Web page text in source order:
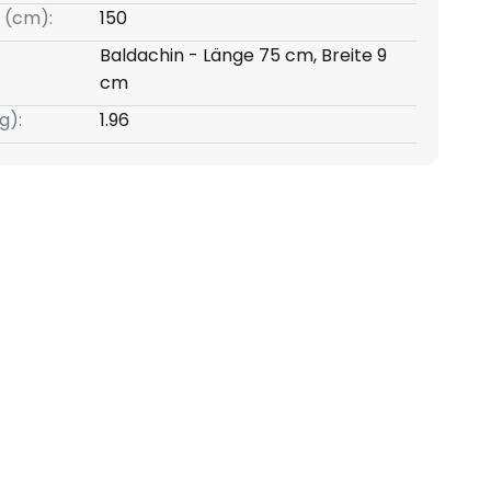
(cm):
150
Baldachin - Länge 75 cm, Breite 9
cm
1.96